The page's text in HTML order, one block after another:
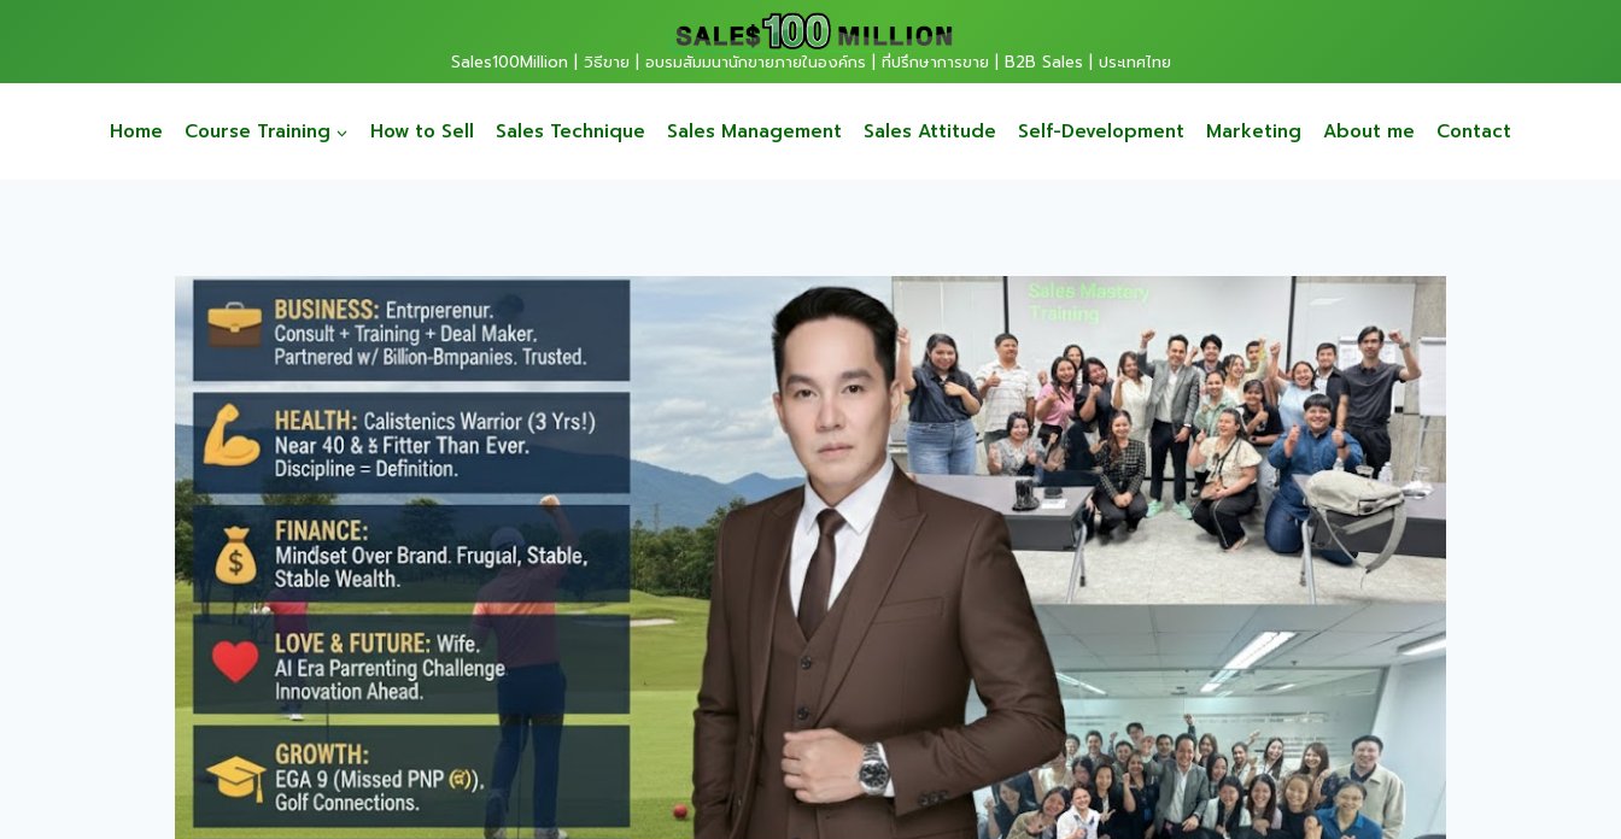
Sales100Million | วิธีขาย | อบรมสัมมนานักขายภายในองค์กร | ที่ปรึกษาการขาย | B2B Sales | ประเทศไทย
Home Course Training How to Sell Sales Technique Sales Management Sales Attitude Self-Development Marketing About me Contact